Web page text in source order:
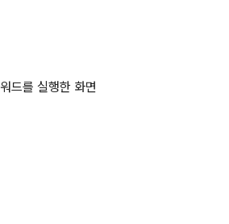
워드를 실행한 화면